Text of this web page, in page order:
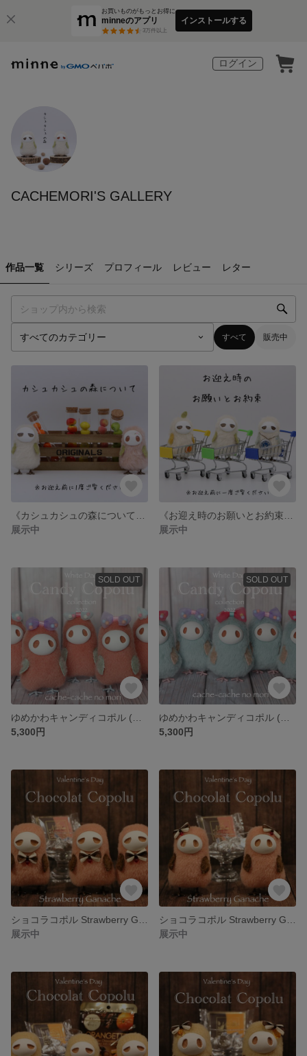
お買いものがもっとお得に
minneのアプリ
3万件以上
インストールする
ログイン
CACHEMORI'S GALLERY
作品一覧 シリーズ プロフィール レビュー レター
すべて 販売中
展示中
展示中
SOLD OUT
5,300円
SOLD OUT
5,300円
展示中
展示中